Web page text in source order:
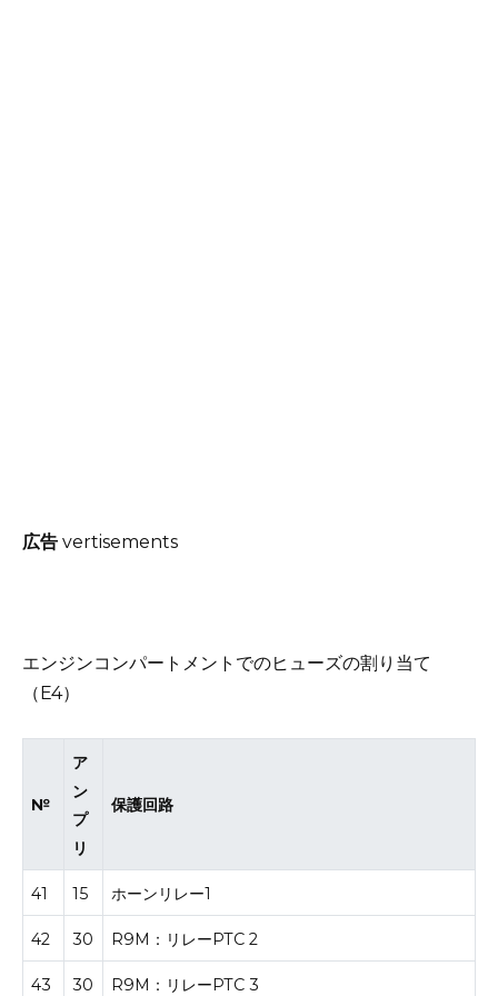
広告 vertisements
エンジンコンパートメントでのヒューズの割り当て
（E4）
№
ア
ン
プ
リ
保護回路
41 15 ホーンリレー1
42 30 R9M：リレーPTC 2
43 30 R9M：リレーPTC 3